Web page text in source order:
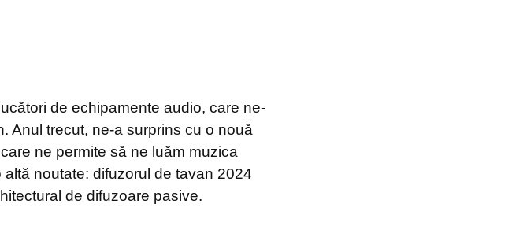
de echipamente audio, care ne-
Anul trecut, ne-a surprins cu o nouă
ne permite să ne luăm muzica
noutate: difuzorul de tavan 2024
de difuzoare pasive.